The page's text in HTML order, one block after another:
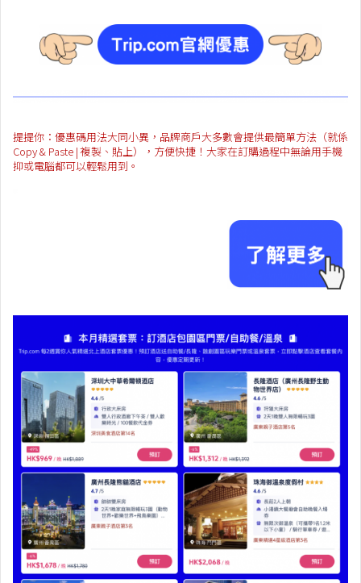
提提你：優惠碼用法大同小異，品牌商戶大多數會提供最簡單方法（就係
Copy & Paste | 複製、貼上），方便快捷！大家在訂購過程中無論用手機
抑或電腦都可以輕鬆用到。